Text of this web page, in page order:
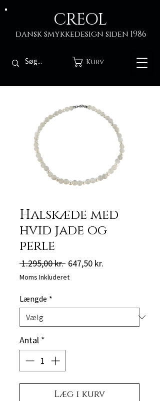
CREOL
dansk smykkedesign siden 1986
Kurv
Halskæde med
hvid jade og
perle
1.295,00 kr. Regulær
pris
647,50 kr.
Moms Inkluderet
Længde *
Antal *
Læg i kurv